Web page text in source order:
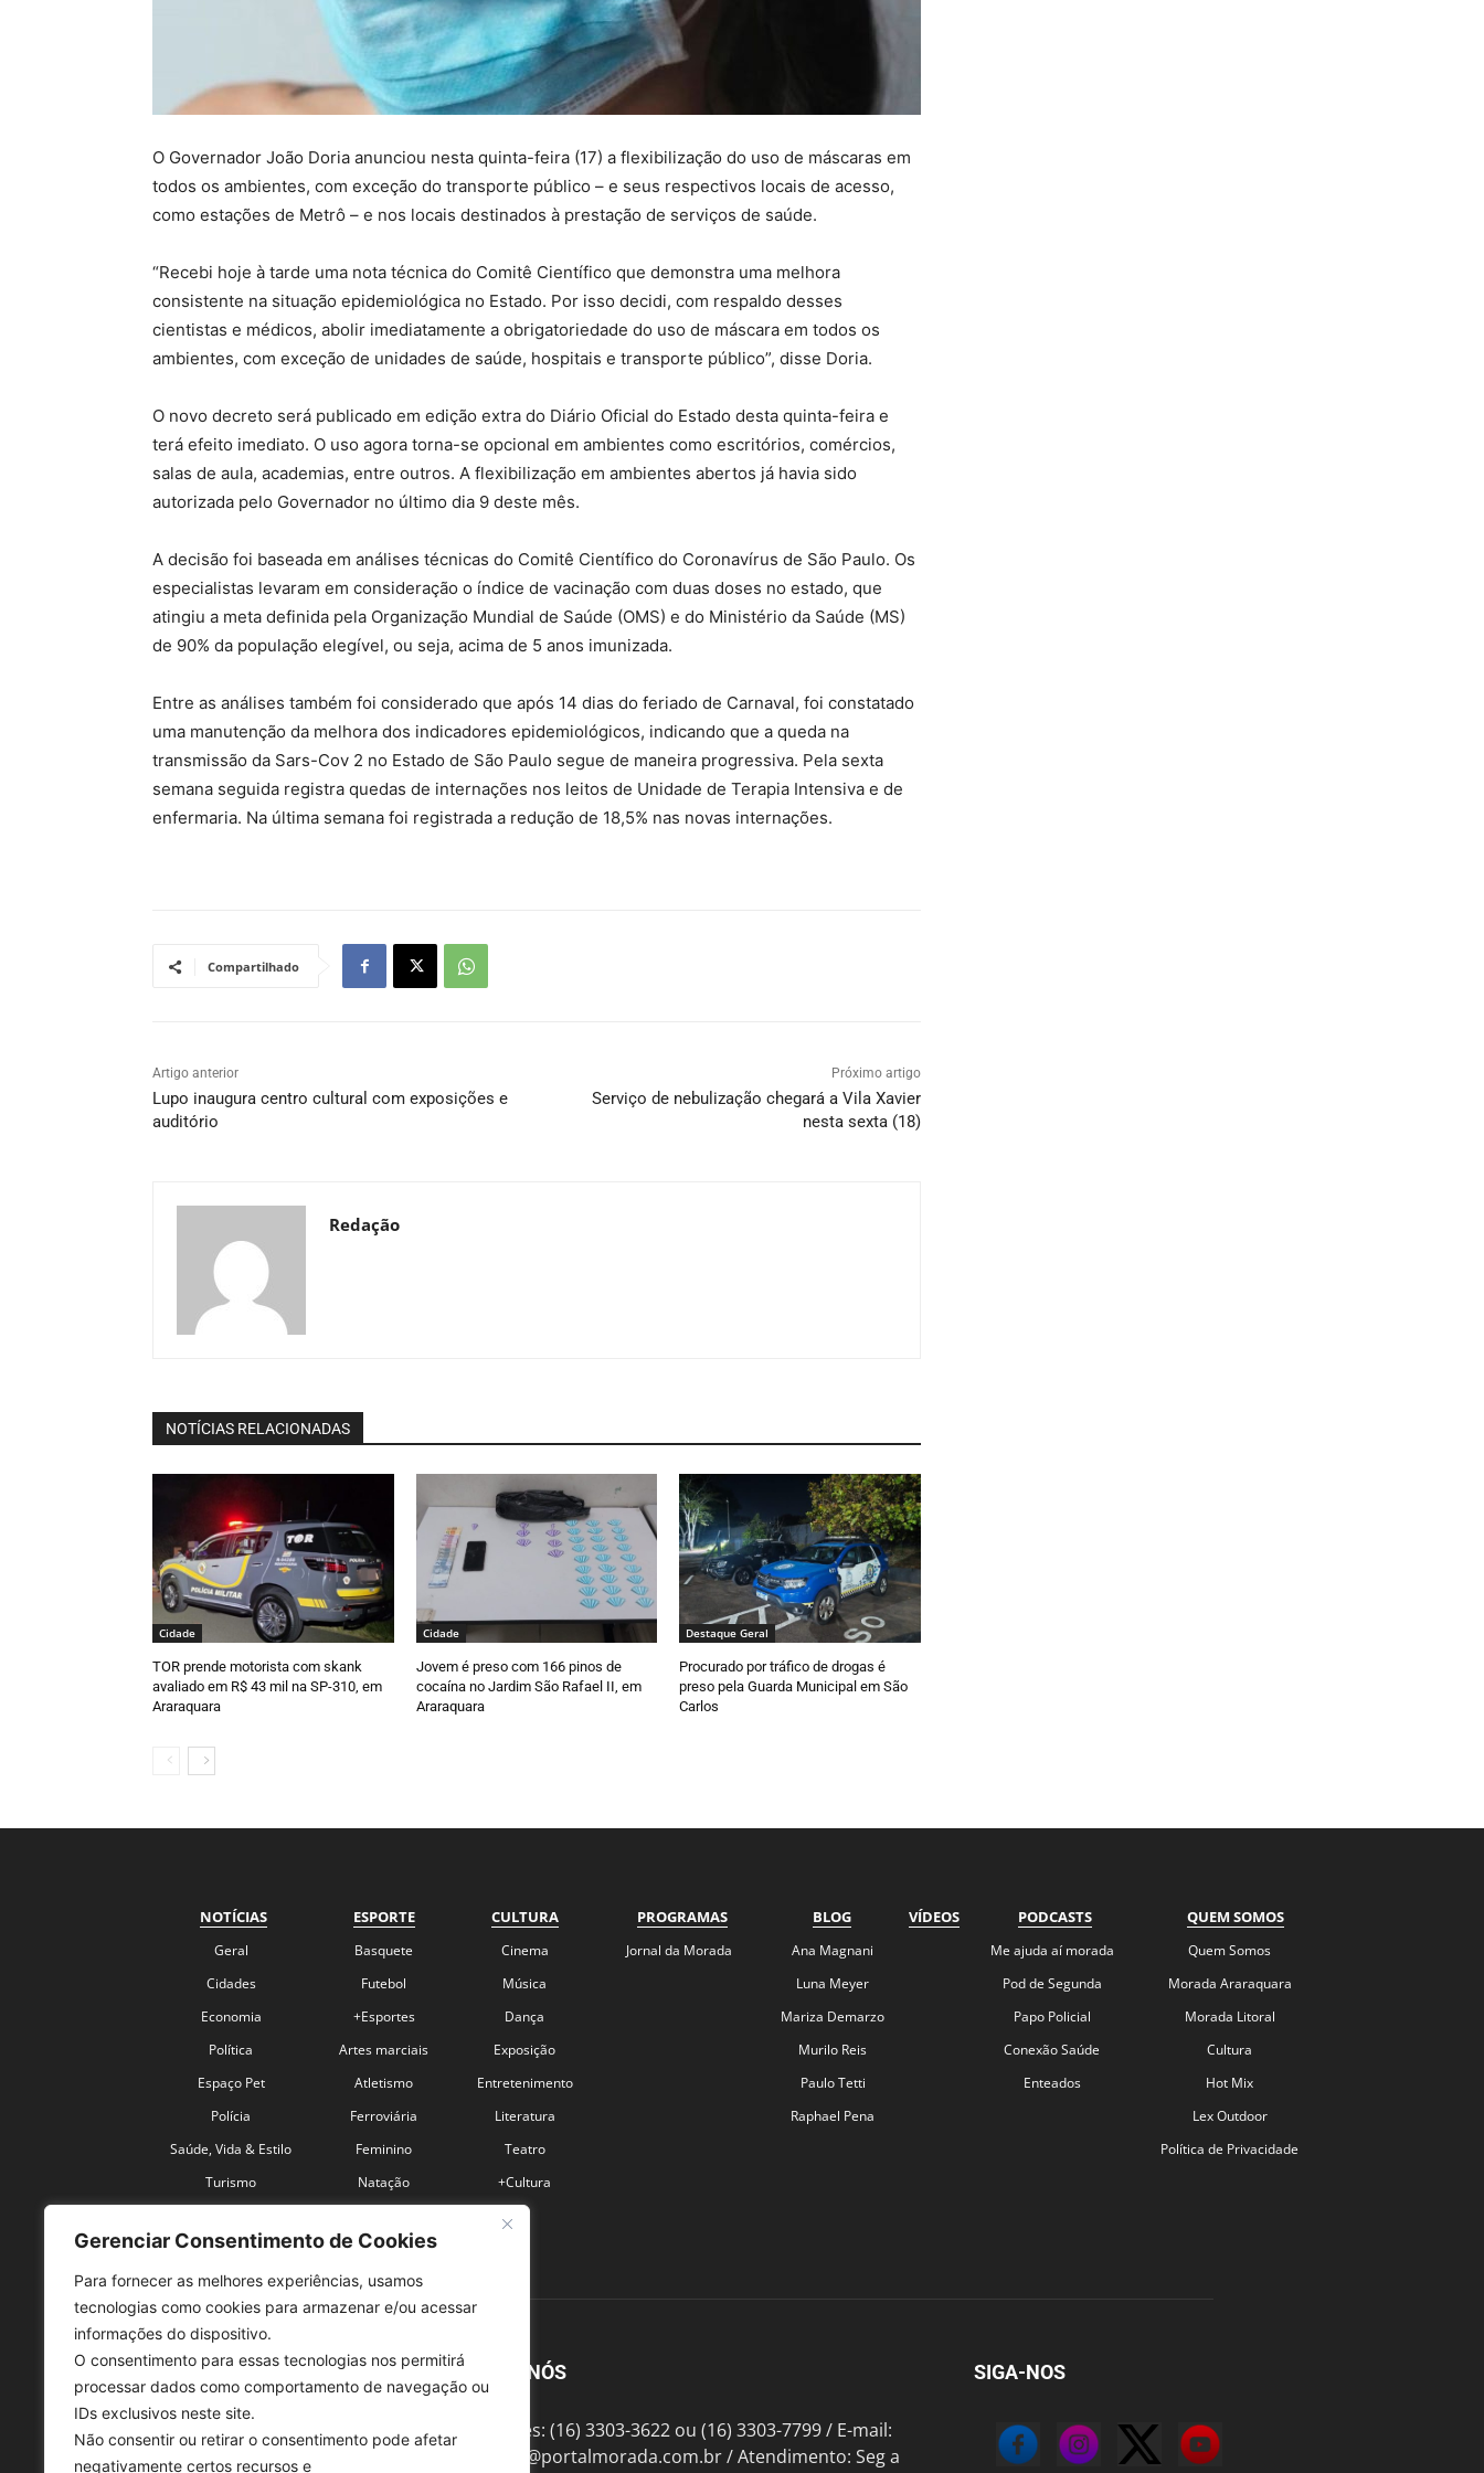
Gerenciar Consentimento de Cookies
Para fornecer as melhores experiências, usamos
tecnologias como cookies para armazenar e/ou acessar
informações do dispositivo.
O consentimento para essas tecnologias nos permitirá
processar dados como comportamento de navegação ou
IDs exclusivos neste site.
Não consentir ou retirar o consentimento pode afetar
negativamente certos recursos e
O Governador João Doria anunciou nesta quinta-feira (17) a flexibilização do uso de máscaras em
todos os ambientes, com exceção do transporte público – e seus respectivos locais de acesso,
como estações de Metrô – e nos locais destinados à prestação de serviços de saúde.
“Recebi hoje à tarde uma nota técnica do Comitê Científico que demonstra uma melhora
consistente na situação epidemiológica no Estado. Por isso decidi, com respaldo desses
cientistas e médicos, abolir imediatamente a obrigatoriedade do uso de máscara em todos os
ambientes, com exceção de unidades de saúde, hospitais e transporte público”, disse Doria.
O novo decreto será publicado em edição extra do Diário Oficial do Estado desta quinta-feira e
terá efeito imediato. O uso agora torna-se opcional em ambientes como escritórios, comércios,
salas de aula, academias, entre outros. A flexibilização em ambientes abertos já havia sido
autorizada pelo Governador no último dia 9 deste mês.
A decisão foi baseada em análises técnicas do Comitê Científico do Coronavírus de São Paulo. Os
especialistas levaram em consideração o índice de vacinação com duas doses no estado, que
atingiu a meta definida pela Organização Mundial de Saúde (OMS) e do Ministério da Saúde (MS)
de 90% da população elegível, ou seja, acima de 5 anos imunizada.
Entre as análises também foi considerado que após 14 dias do feriado de Carnaval, foi constatado
uma manutenção da melhora dos indicadores epidemiológicos, indicando que a queda na
transmissão da Sars-Cov 2 no Estado de São Paulo segue de maneira progressiva. Pela sexta
semana seguida registra quedas de internações nos leitos de Unidade de Terapia Intensiva e de
enfermaria. Na última semana foi registrada a redução de 18,5% nas novas internações.
Compartilhado
Artigo anterior
Lupo inaugura centro cultural com exposições e
auditório
Próximo artigo
Serviço de nebulização chegará a Vila Xavier
nesta sexta (18)
Redação
NOTÍCIAS RELACIONADAS
Cidade
TOR prende motorista com skank
avaliado em R$ 43 mil na SP-310, em
Araraquara
Cidade
Jovem é preso com 166 pinos de
cocaína no Jardim São Rafael II, em
Araraquara
Destaque Geral
Procurado por tráfico de drogas é
preso pela Guarda Municipal em São
Carlos
NOTÍCIAS
Geral
Cidades
Economia
Política
Espaço Pet
Polícia
Saúde, Vida & Estilo
Turismo
ESPORTE
Basquete
Futebol
+Esportes
Artes marciais
Atletismo
Ferroviária
Feminino
Natação
CULTURA
Cinema
Música
Dança
Exposição
Entretenimento
Literatura
Teatro
+Cultura
PROGRAMAS
Jornal da Morada
BLOG
Ana Magnani
Luna Meyer
Mariza Demarzo
Murilo Reis
Paulo Tetti
Raphael Pena
VÍDEOS PODCASTS
Me ajuda aí morada
Pod de Segunda
Papo Policial
Conexão Saúde
Enteados
QUEM SOMOS
Quem Somos
Morada Araraquara
Morada Litoral
Cultura
Hot Mix
Lex Outdoor
Política de Privacidade
SOBRE NÓS
Telefones: (16) 3303-3622 ou (16) 3303-7799 / E-mail:
contato@portalmorada.com.br/ Atendimento: Seg a
SIGA-NOS